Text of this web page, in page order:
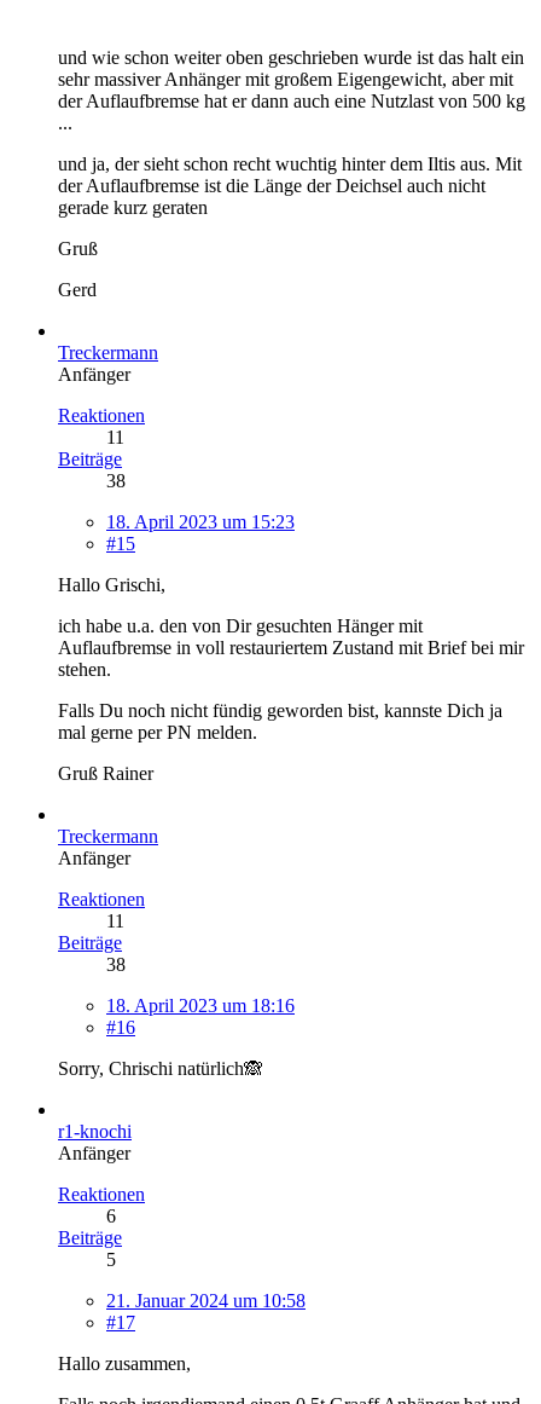
und wie schon weiter oben geschrieben wurde ist das halt ein
sehr massiver Anhänger mit großem Eigengewicht, aber mit
der Auflaufbremse hat er dann auch eine Nutzlast von 500 kg
...
und ja, der sieht schon recht wuchtig hinter dem Iltis aus. Mit
der Auflaufbremse ist die Länge der Deichsel auch nicht
gerade kurz geraten
Gruß
Gerd
Treckermann
Anfänger
Reaktionen
11
Beiträge
38
18. April 2023 um 15:23
#15
Hallo Grischi,
ich habe u.a. den von Dir gesuchten Hänger mit
Auflaufbremse in voll restauriertem Zustand mit Brief bei mir
stehen.
Falls Du noch nicht fündig geworden bist, kannste Dich ja
mal gerne per PN melden.
Gruß Rainer
Treckermann
Anfänger
Reaktionen
11
Beiträge
38
18. April 2023 um 18:16
#16
Sorry, Chrischi natürlich🙈
r1-knochi
Anfänger
Reaktionen
6
Beiträge
5
21. Januar 2024 um 10:58
#17
Hallo zusammen,